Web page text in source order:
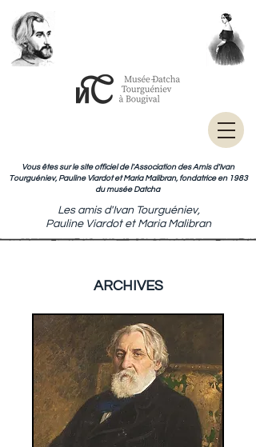
Vous êtes sur le site officiel de l'Association des Amis d'Ivan
Tourguéniev, Pauline Viardot et Maria Malibran, fondatrice en 1983
du musée Datcha
Les amis d'Ivan Tourguéniev,
Pauline Viardot et Maria Malibran
ARCHIVES